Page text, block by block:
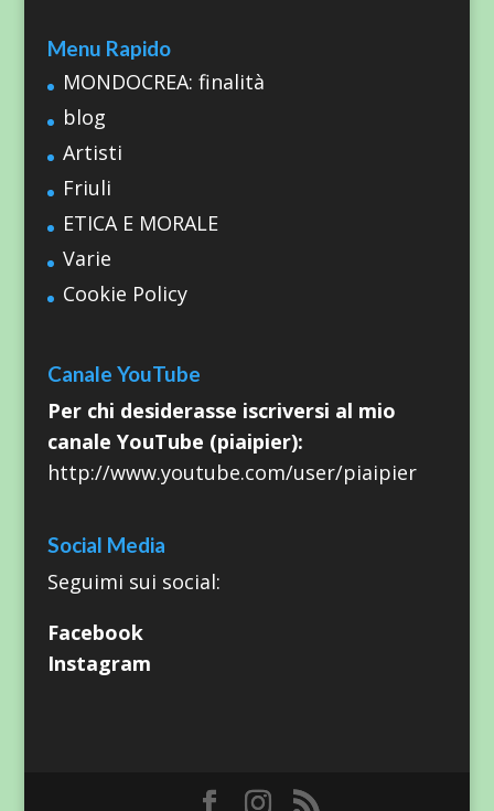
Menu Rapido
MONDOCREA: finalità
blog
Artisti
Friuli
ETICA E MORALE
Varie
Cookie Policy
Canale YouTube
Per chi desiderasse iscriversi al mio
canale YouTube (piaipier):
http://www.youtube.com/user/piaipier
Social Media
Seguimi sui social:
Facebook
Instagram